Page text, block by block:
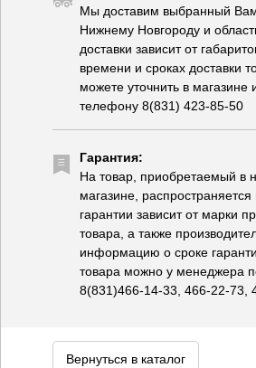
Мы доставим выбранный
Нижнему Новгороду и
доставки зависит от
времени и сроках доставки
можете уточнить в магазине
телефону 8(831) 423-85-50
Гарантия:
На товар, приобретаемый в
магазине,
гарантии зависит от марки
товара, а также
информацию о сроке
товара можно у менеджера
8(831)466-14-33, 466-22-73,
Вернуться в каталог